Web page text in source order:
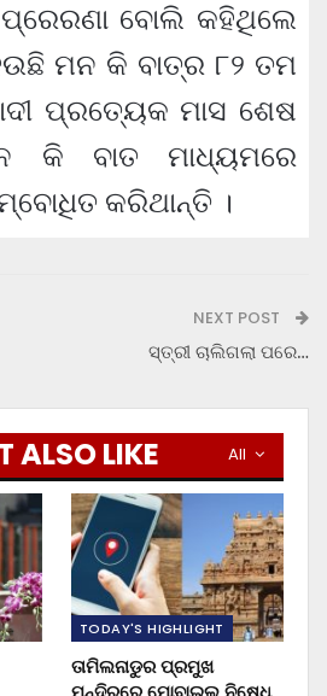
ବୋଲି କହିଥିଲେ
ମନ କି ବାତ୍‌ର ୮୨ ତମ
ପ୍ରତ୍ୟେକ ମାସ ଶେଷ
କି ବାତ ମାଧ୍ୟମରେ
କରିଥାନ୍ତି ।
NEXT POST
ସ୍ତ୍ରୀ ଚାଲିଗଲା ପରେ…
All
ALSO LIKE
TODAY'S HIGHLIGHT
ତାମିଲନାଡୁର ପ୍ରମୁଖ